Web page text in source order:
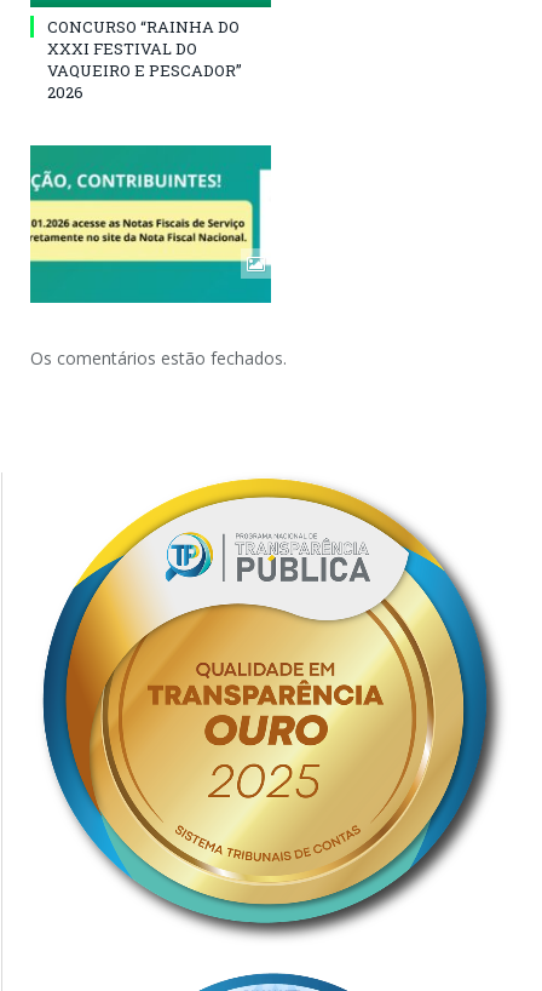
CONCURSO “RAINHA DO
XXXI FESTIVAL DO
VAQUEIRO E PESCADOR”
2026
Os comentários estão fechados.